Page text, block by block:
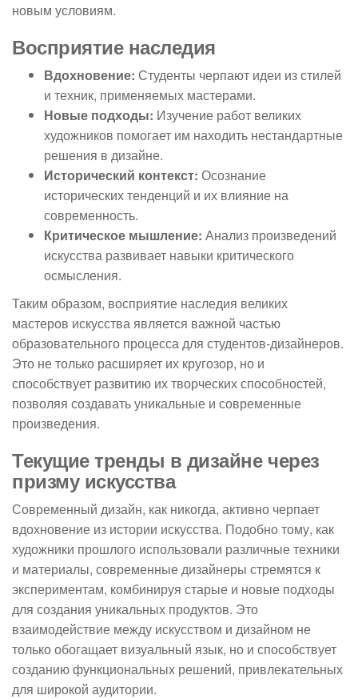
новым условиям.
Восприятие наследия
Вдохновение: Студенты черпают идеи из стилей
и техник, применяемых мастерами.
Новые подходы: Изучение работ великих
художников помогает им находить нестандартные
решения в дизайне.
Исторический контекст: Осознание
исторических тенденций и их влияние на
современность.
Критическое мышление: Анализ произведений
искусства развивает навыки критического
осмысления.
Таким образом, восприятие наследия великих
мастеров искусства является важной частью
образовательного процесса для студентов-дизайнеров.
Это не только расширяет их кругозор, но и
способствует развитию их творческих способностей,
позволяя создавать уникальные и современные
произведения.
Текущие тренды в дизайне через
призму искусства
Современный дизайн, как никогда, активно черпает
вдохновение из истории искусства. Подобно тому, как
художники прошлого использовали различные техники
и материалы, современные дизайнеры стремятся к
экспериментам, комбинируя старые и новые подходы
для создания уникальных продуктов. Это
взаимодействие между искусством и дизайном не
только обогащает визуальный язык, но и способствует
созданию функциональных решений, привлекательных
для широкой аудитории.